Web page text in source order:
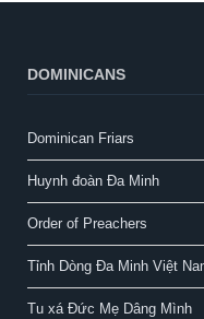
DOMINICANS
Dominican Friars
Huynh đoàn Đa Minh
Order of Preachers
Tỉnh Dòng Đa Minh Việt
Tu xá Đức Mẹ Dâng Mình